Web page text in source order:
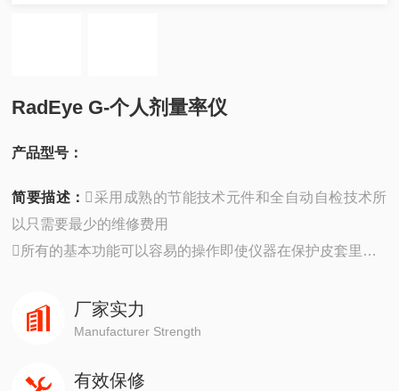
RadEye G-个人剂量率仪
产品型号：
简要描述： 采用成熟的节能技术元件和全自动自检技术所
以只需要最少的维修费用
所有的基本功能可以容易的操作即使仪器在保护皮套里
厂家实力
Manufacturer Strength
有效保修